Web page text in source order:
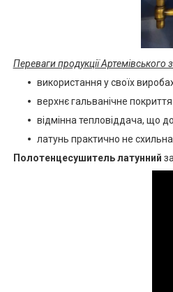
Переваги продукції Артемівського
використання у своїх
верхнє гальванічне
відмінна тепловіддача, що
латунь практично не
Полотенцесушитель латунний